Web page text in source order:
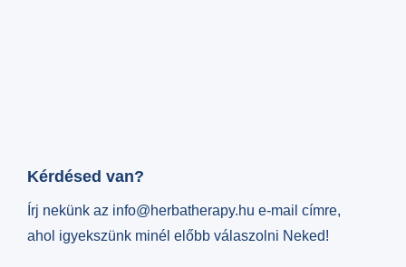
Kérdésed van?
Írj nekünk az info@herbatherapy.hu e-mail címre,
ahol igyekszünk minél előbb válaszolni Neked!